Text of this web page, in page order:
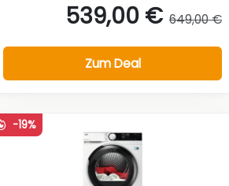
539,00 € 649,00 €
Zum Deal
-19%